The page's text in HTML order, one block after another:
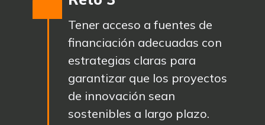
Tener acceso a fuentes de
financiación adecuadas con
estrategias claras para
garantizar que los proyectos
de innovación sean
sostenibles a largo plazo.